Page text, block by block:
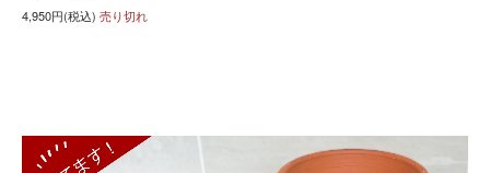
4,950円(税込) 売り切れ